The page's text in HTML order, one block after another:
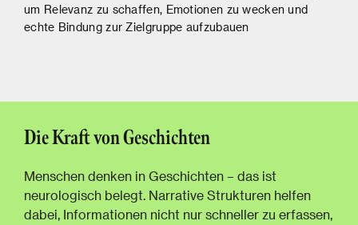
um Relevanz zu schaffen, Emotionen zu wecken und
echte Bindung zur Zielgruppe aufzubauen
Die Kraft von Geschichten
Menschen denken in Geschichten – das ist
neurologisch belegt. Narrative Strukturen helfen
dabei, Informationen nicht nur schneller zu erfassen,